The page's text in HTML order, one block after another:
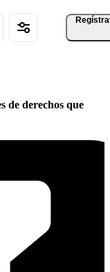
de derechos que